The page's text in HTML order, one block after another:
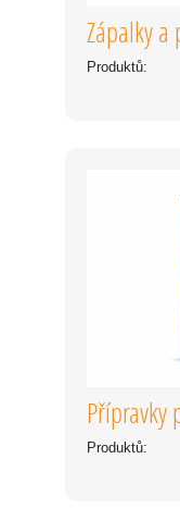
Zápalky a
Produktů:
Přípravky
Produktů: